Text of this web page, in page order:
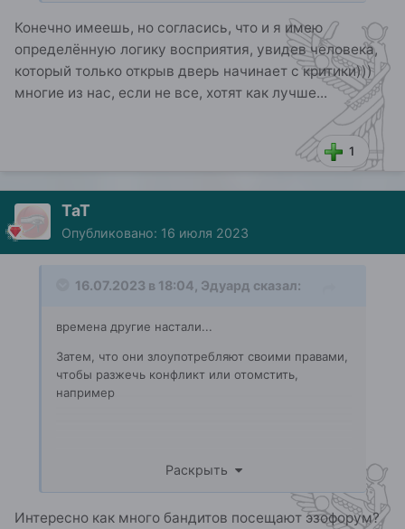
Конечно имеешь, но согласись, что и я имею
определённую логику восприятия, увидев человека,
который только открыв дверь начинает с критики)))
многие из нас, если не все, хотят как лучше...
1
ТаТ
Опубликовано: 16 июля 2023
16.07.2023 в 18:04, Эдуард сказал:
времена другие настали...
Затем, что они злоупотребляют своими правами,
чтобы разжечь конфликт или отомстить,
например
Я уже с 2005-го года одно и то же объясняю... И
всегда одни и те же претензии... Что-то
поднадоело...
Раскрыть
Интересно как много бандитов посещают эзофорум?